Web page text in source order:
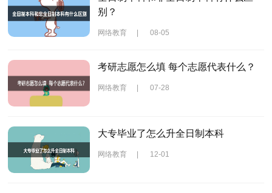
别？
网络教育 08-05
考研志愿怎么填 每个志愿代表什么？
网络教育 07-28
大专毕业了怎么升全日制本科
网络教育 | 12-01